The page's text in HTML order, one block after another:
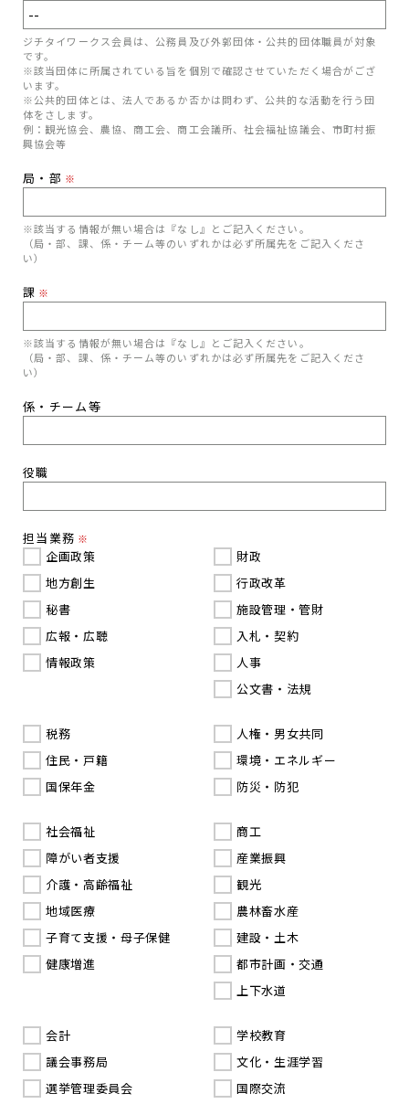
ジチタイワークス会員は、公務員及び外郭団体・公共的団体職員が対象
です。
※該当団体に所属されている旨を個別で確認させていただく場合がござ
います。
※公共的団体とは、法人であるか否かは問わず、公共的な活動を行う団
体をさします。
例：観光協会、農協、商工会、商工会議所、社会福祉協議会、市町村振
興協会等
局・部 ※
※該当する情報が無い場合は『なし』とご記入ください。
（局・部、課、係・チーム等のいずれかは必ず所属先をご記入くださ
い）
課 ※
※該当する情報が無い場合は『なし』とご記入ください。
（局・部、課、係・チーム等のいずれかは必ず所属先をご記入くださ
い）
係・チーム等
役職
担当業務 ※
企画政策
地方創生
秘書
広報・広聴
情報政策
財政
行政改革
施設管理・管財
入札・契約
人事
公文書・法規
税務
住民・戸籍
国保年金
人権・男女共同
環境・エネルギー
防災・防犯
社会福祉
障がい者支援
介護・高齢福祉
地域医療
子育て支援・母子保健
健康増進
商工
産業振興
観光
農林畜水産
建設・土木
都市計画・交通
上下水道
会計
議会事務局
選挙管理委員会
学校教育
文化・生涯学習
国際交流